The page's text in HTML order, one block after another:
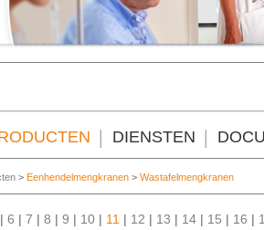
DIENSTEN
> Eenhendelmengkranen > Wastafelmengkranen
| 6 | 7 | 8 | 9 | 10 | 11 | 12 | 13 | 14 | 15 | 16 |